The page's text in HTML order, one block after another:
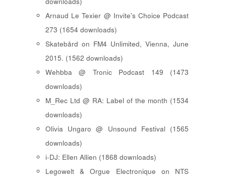
Arnaud Le Texier @ Invite's Choice Podcast
273 (1654 downloads)
Skatebård on FM4 Unlimited, Vienna, June
2015. (1562 downloads)
Wehbba @ Tronic Podcast 149 (1473
downloads)
M_Rec Ltd @ RA: Label of the month (1534
downloads)
Olivia Ungaro @ Unsound Festival (1565
downloads)
i-DJ: Ellen Allien (1868 downloads)
Legowelt & Orgue Electronique on NTS